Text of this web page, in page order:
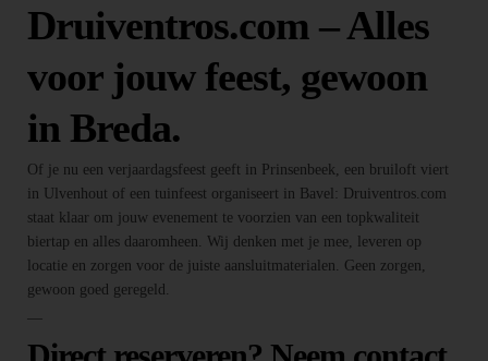
Druiventros.com – Alles
voor jouw feest, gewoon
in Breda.
Of je nu een verjaardagsfeest geeft in Prinsenbeek, een bruiloft viert
in Ulvenhout of een tuinfeest organiseert in Bavel: Druiventros.com
staat klaar om jouw evenement te voorzien van een topkwaliteit
biertap en alles daaromheen. Wij denken met je mee, leveren op
locatie en zorgen voor de juiste aansluitmaterialen. Geen zorgen,
gewoon goed geregeld.
—